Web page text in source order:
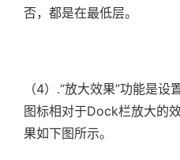
否，都是在最低层。
（4）.“放大效果”功能是设
图标相对于Dock栏放大的
果如下图所示。